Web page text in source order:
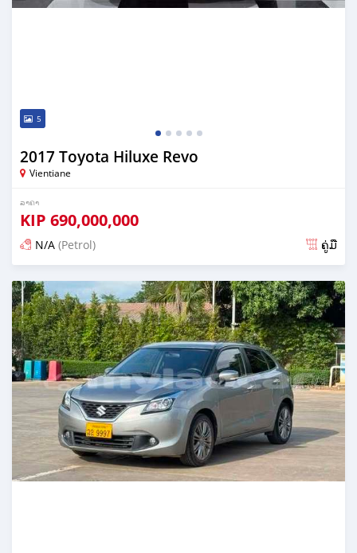
5
2017 Toyota Hiluxe Revo
Vientiane
ລາຄາ
KIP 690,000,000
N/A (Petrol) ຄູ່ມື
ໂພດ 23 ມື້ ກ່ອນ ໜ້າ ນີ້